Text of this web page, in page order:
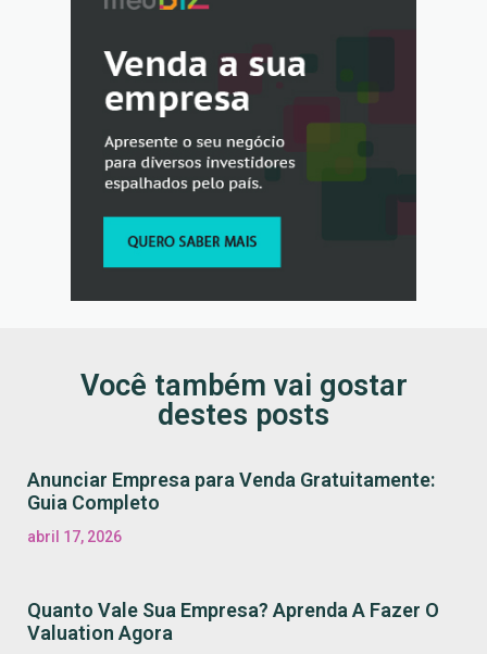
Você também vai gostar
destes posts
Anunciar Empresa para Venda Gratuitamente:
Guia Completo
abril 17, 2026
Quanto Vale Sua Empresa? Aprenda A Fazer O
Valuation Agora